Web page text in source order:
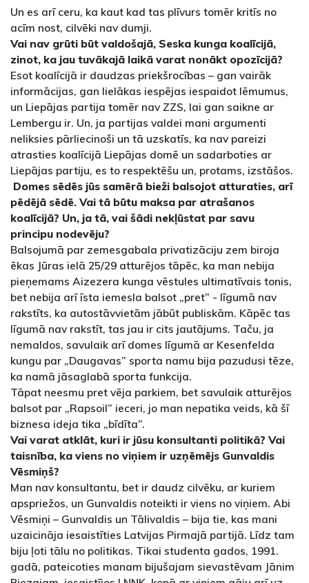
Un es arī ceru, ka kaut kad tas plīvurs tomēr kritīs no
acīm nost, cilvēki nav dumji.
Vai nav grūti būt valdošajā, Seska kunga koalīcijā,
zinot, ka jau tuvākajā laikā varat nonākt opozīcijā?
Esot koalīcijā ir daudzas priekšrocības – gan vairāk
informācijas, gan lielākas iespējas iespaidot lēmumus,
un Liepājas partija tomēr nav ZZS, lai gan saikne ar
Lembergu ir. Un, ja partijas valdei mani argumenti
neliksies pārliecinoši un tā uzskatīs, ka nav pareizi
atrasties koalīcijā Liepājas domē un sadarboties ar
Liepājas partiju, es to respektēšu un, protams, izstāšos.
Domes sēdēs jūs samērā bieži balsojot atturaties, arī
pēdējā sēdē. Vai tā būtu maksa par atrašanos
koalīcijā? Un, ja tā, vai šādi nekļūstat par savu
principu nodevēju?
Balsojumā par zemesgabala privatizāciju zem biroja
ēkas Jūras ielā 25/29 atturējos tāpēc, ka man nebija
pieņemams Aizezera kunga vēstules ultimatīvais tonis,
bet nebija arī īsta iemesla balsot „pret” - līgumā nav
rakstīts, ka autostāvvietām jābūt publiskām. Kāpēc tas
līgumā nav rakstīt, tas jau ir cits jautājums. Taču, ja
nemaldos, savulaik arī domes līgumā ar Kesenfelda
kungu par „Daugavas” sporta namu bija pazudusi tēze,
ka namā jāsaglabā sporta funkcija.
Tāpat neesmu pret vēja parkiem, bet savulaik atturējos
balsot par „Rapsoil” ieceri, jo man nepatika veids, kā šī
biznesa ideja tika „bīdīta”.
Vai varat atklāt, kuri ir jūsu konsultanti politikā? Vai
taisnība, ka viens no viņiem ir uzņēmējs Gunvaldis
Vēsmiņš?
Man nav konsultantu, bet ir daudz cilvēku, ar kuriem
apspriežos, un Gunvaldis noteikti ir viens no viņiem. Abi
Vēsmiņi – Gunvaldis un Tālivaldis – bija tie, kas mani
uzaicināja iesaistīties Latvijas Pirmajā partijā. Līdz tam
biju ļoti tālu no politikas. Tikai studenta gados, 1991.
gadā, pateicoties manam bijušajam sievastēvam Jānim